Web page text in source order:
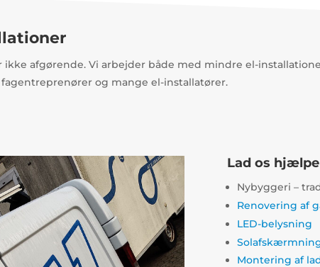
ikke afgørende. Vi arbejder både med mindre el-
og mange el-installatører.
Lad os
Nybyggeri –
Renovering af
LED-belysning
Montering af